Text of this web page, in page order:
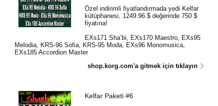
Özel indirimli fiyatlandırmada yedi Kelfar
kütüphanesi, 1249.96 $ değerinde 750 $
fiyatına!
EXs171 Sha’bi, EXs170 Maestro, EXs95
Melodia, KRS-96 Sofia, KRS-95 Moda, EXs96 Monomusica,
EXs185 Accordion Master
shop.korg.com'a gitmek için tıklayın
Kelfar Paketi #6